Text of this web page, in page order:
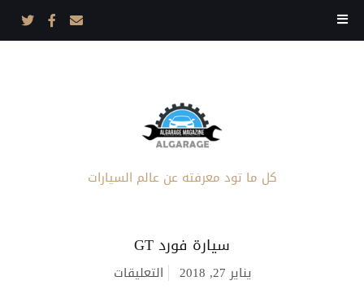
كل ما تود معرفته عن عالم السيارات
سيارة فورد GT
يناير 27, 2018 التعليقات